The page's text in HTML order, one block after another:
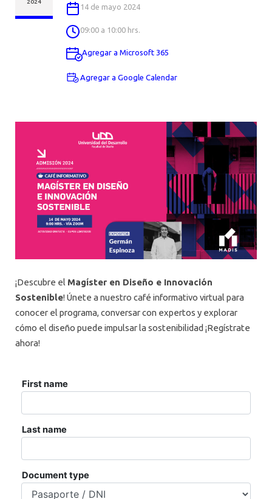
14 de mayo 2024
09:00 a 10:00 hrs.
Agregar a Microsoft 365
Agregar a Google Calendar
2024
¡Descubre el Magíster en Diseño e Innovación
Sostenible! Únete a nuestro café informativo virtual para
conocer el programa, conversar con expertos y explorar
cómo el diseño puede impulsar la sostenibilidad ¡Regístrate
ahora!